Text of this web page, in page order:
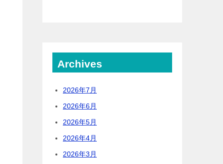
Archives
2026年7月
2026年6月
2026年5月
2026年4月
2026年3月